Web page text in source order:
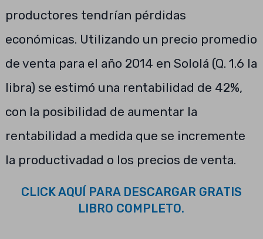
productores tendrían pérdidas
económicas. Utilizando un precio promedio
de venta para el año 2014 en Sololá (Q. 1.6 la
libra) se estimó una rentabilidad de 42%,
con la posibilidad de aumentar la
rentabilidad a medida que se incremente
la productivadad o los precios de venta.
CLICK AQUÍ PARA DESCARGAR GRATIS
LIBRO COMPLETO.